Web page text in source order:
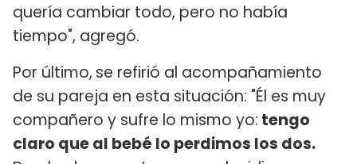
quería cambiar todo, pero no había
tiempo", agregó.
Por último, se refirió al acompañamiento
de su pareja en esta situación: "Él es muy
compañero y sufre lo mismo yo: tengo
claro que al bebé lo perdimos los dos.